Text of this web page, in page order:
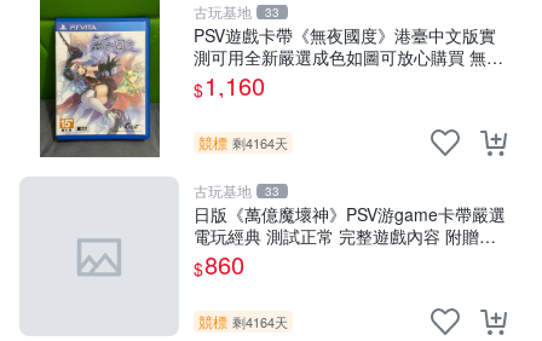
古玩基地 33
PSV遊戲卡帶《無夜國度》港臺中文版實
測可用全新嚴選成色如圖可放心購買 無夜
國度 PSV 港臺中文 游戲卡帶
$1,160
競標 剩4164天
古玩基地 33
日版《萬億魔壞神》PSV游game卡帶嚴選
電玩經典 測試正常 完整遊戲內容 附贈未
拆封音樂CD 萬億魔壞神 PSV 游game 卡
帶 音樂CD 使用
$860
競標 剩4164天